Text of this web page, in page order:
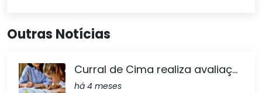
Outras Notícias
Curral de Cima realiza avaliaç...
há 4 meses